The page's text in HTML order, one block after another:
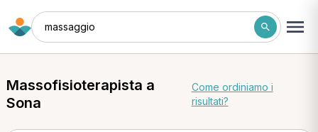
massaggio
Massofisioterapista a
Sona
Come ordiniamo i
risultati?